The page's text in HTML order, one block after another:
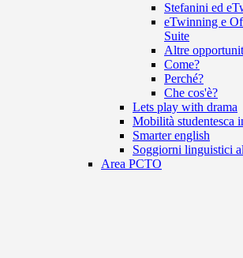
Stefanini ed
eTwinning e
Suite
Altre
Come?
Perché?
Che cos'è?
Lets play with drama
Mobilità studentesca
Smarter english
Soggiorni linguistici
Area PCTO